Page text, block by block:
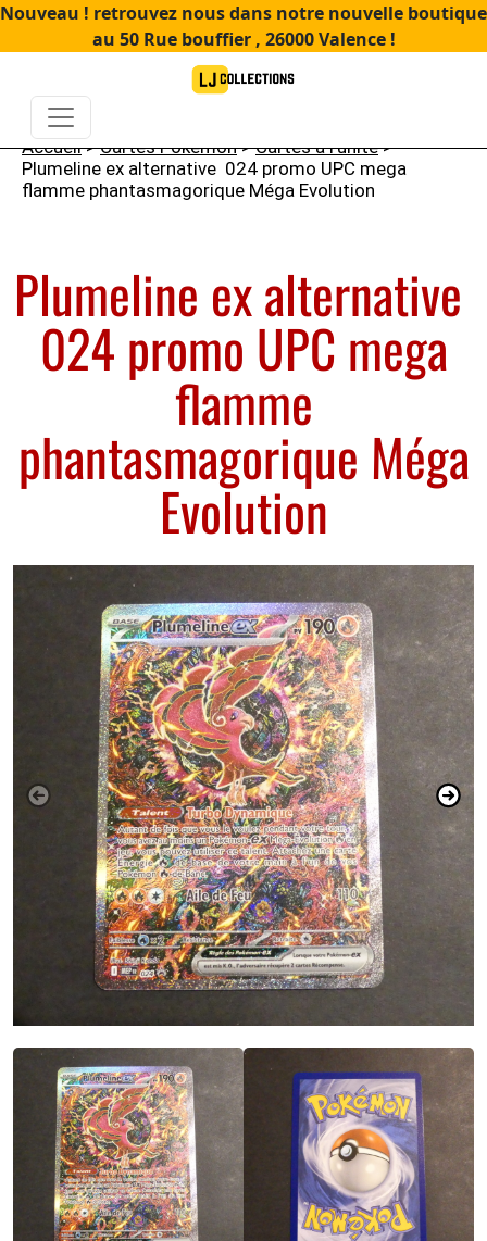
Nouveau ! retrouvez nous dans notre nouvelle boutique
au 50 Rue bouffier , 26000 Valence !
Accueil>Cartes Pokémon>Cartes à l'unité>
Plumeline ex alternative 024 promo UPC mega
flamme phantasmagorique Méga Evolution
Plumeline ex alternative
024 promo UPC mega
flamme
phantasmagorique Méga
Evolution